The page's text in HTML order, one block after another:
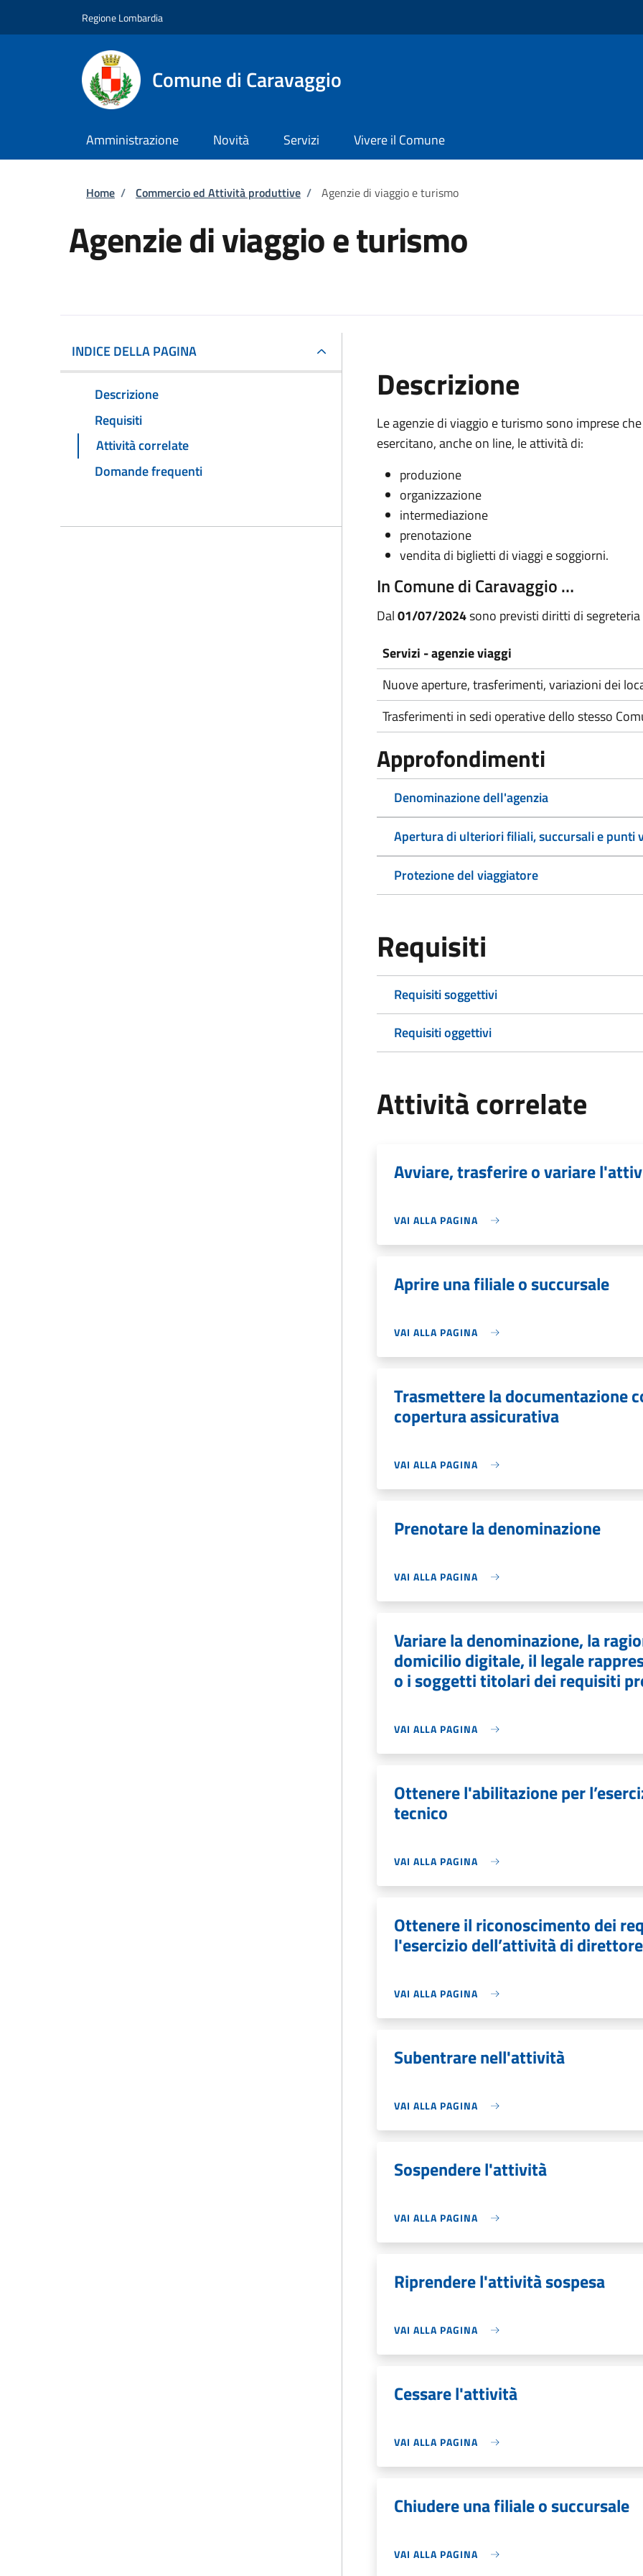
Regione Lombardia
Comune di Caravaggio
Amministrazione Novità Servizi Vivere il Comune
Briciole di pane
Home / Commercio ed Attività produttive / Agenzie di viaggio e turismo
Agenzie di viaggio e turismo
INDICE DELLA PAGINA
Descrizione
Requisiti
Attività correlate
Domande frequenti
Descrizione
Le agenzie di viaggio e turismo sono imprese che
esercitano, anche on line, le attività di:
produzione
organizzazione
intermediazione
prenotazione
vendita di biglietti di viaggi e soggiorni.
In Comune di Caravaggio …
Dal01/07/2024sono previsti diritti di
Servizi - agenzie viaggi
Nuove aperture, trasferimenti, variazioni dei
Trasferimenti in sedi operative dello stesso
Approfondimenti
Denominazione dell'agenzia
Apertura di ulteriori filiali, succursali e punti
Protezione del viaggiatore
Requisiti
Requisiti soggettivi
Requisiti oggettivi
Attività correlate
Avviare, trasferire o variare
VAI ALLA PAGINA
Aprire una filiale o succursale
VAI ALLA PAGINA
Trasmettere la documentazione
copertura assicurativa
VAI ALLA PAGINA
Prenotare la denominazione
VAI ALLA PAGINA
Variare la denominazione, la
domicilio digitale, il legale
o i soggetti titolari dei requisiti
VAI ALLA PAGINA
Ottenere l'abilitazione per
tecnico
VAI ALLA PAGINA
Ottenere il riconoscimento dei
l'esercizio dell’attività di
VAI ALLA PAGINA
Subentrare nell'attività
VAI ALLA PAGINA
Sospendere l'attività
VAI ALLA PAGINA
Riprendere l'attività sospesa
VAI ALLA PAGINA
Cessare l'attività
VAI ALLA PAGINA
Chiudere una filiale o succursale
VAI ALLA PAGINA